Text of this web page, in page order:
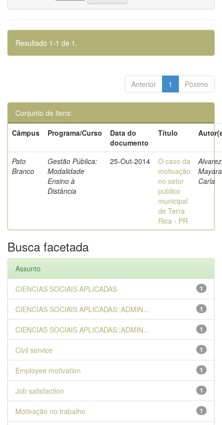
Resultado 1-1 de 1.
Anterior 1 Póximo
Conjunto de itens:
Câmpus
Programa/Curso
Data do
documento
Título
Pato
Branco
Gestão Pública:
Modalidade
Ensino à
Distância
25-Out-2014
O caso da
motivação
no setor
público
municipal
de Terra
Rica - PR
Mayara
Carla
Busca facetada
Assunto
1
CIENCIAS SOCIAIS APLICADAS
1
CIENCIAS SOCIAIS APLICADAS::ADMIN...
1
CIENCIAS SOCIAIS APLICADAS::ADMIN...
1
Civil service
1
Employee motivation
1
Job satisfaction
1
Motivação no trabalho